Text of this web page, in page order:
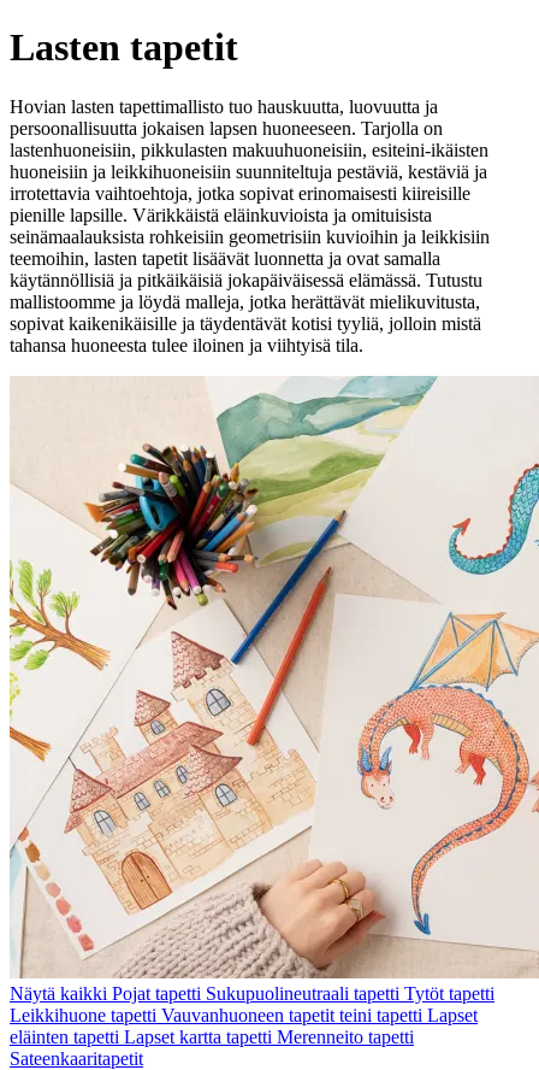
Lasten tapetit
Hovian lasten tapettimallisto tuo hauskuutta, luovuutta ja
persoonallisuutta jokaisen lapsen huoneeseen. Tarjolla on
lastenhuoneisiin, pikkulasten makuuhuoneisiin, esiteini-ikäisten
huoneisiin ja leikkihuoneisiin suunniteltuja pestäviä, kestäviä ja
irrotettavia vaihtoehtoja, jotka sopivat erinomaisesti kiireisille
pienille lapsille. Värikkäistä eläinkuvioista ja omituisista
seinämaalauksista rohkeisiin geometrisiin kuvioihin ja leikkisiin
teemoihin, lasten tapetit lisäävät luonnetta ja ovat samalla
käytännöllisiä ja pitkäikäisiä jokapäiväisessä elämässä. Tutustu
mallistoomme ja löydä malleja, jotka herättävät mielikuvitusta,
sopivat kaikenikäisille ja täydentävät kotisi tyyliä, jolloin mistä
tahansa huoneesta tulee iloinen ja viihtyisä tila.
Näytä kaikki Pojat tapetti Sukupuolineutraali tapetti Tytöt tapetti
Leikkihuone tapetti Vauvanhuoneen tapetit teini tapetti Lapset
eläinten tapetti Lapset kartta tapetti Merenneito tapetti
Sateenkaaritapetit